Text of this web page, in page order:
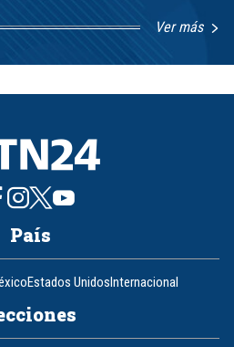
Ver más
País
Estados UnidosInternacional